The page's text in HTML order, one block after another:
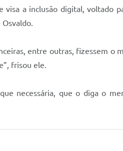
a inclusão digital, voltado
entre outras, fizessem o
frisou ele.
necessária, que o diga o